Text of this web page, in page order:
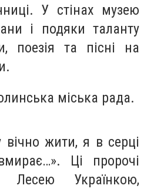
У стінах музею
і подяки таланту
поезія та пісні на
жити, я в серці
Ці пророчі
Лесею Українкою,